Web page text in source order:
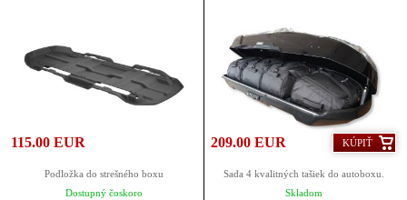
115.00 EUR
Podložka do strešného boxu
Dostupný čoskoro
209.00 EUR KÚPIŤ
Sada 4 kvalitných tašiek do autoboxu.
Skladom